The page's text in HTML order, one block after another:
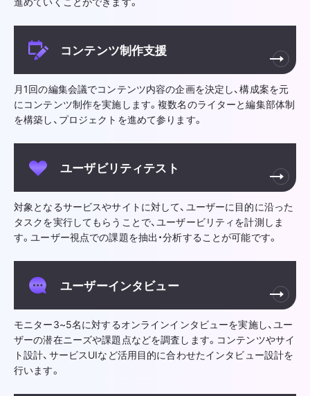
コンテンツ制作支援
月1回の編集会議でコンテンツ内容の企画を決定し、構成案を元
にコンテンツ制作を実施します。複数名のライターと編集部体制
を構築し、プロジェクトを進めて参ります。
ユーザビリティテスト
対象となるサービスやサイトに対して、ユーザーに目的に沿った
タスクを実行してもらうことで、ユーザービリティを計測しま
す。ユーザー視点での課題を抽出・分析することが可能です。
ユーザーインタビュー
モニター3~5名に対するオンラインインタビューを実施し、ユー
ザーの潜在ニーズや課題点などを調査します。コンテンツやサイ
ト設計、サービスUIなど活用目的に合わせたインタビュー設計を
行います。